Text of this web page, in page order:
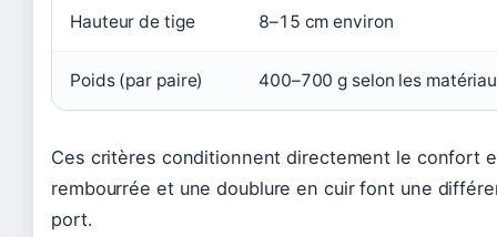
Hauteur de tige 8–15 cm environ
Poids (par paire) 400–700 g selon les
Ces critères conditionnent directement le confort
rembourrée et une doublure en cuir font une
port.